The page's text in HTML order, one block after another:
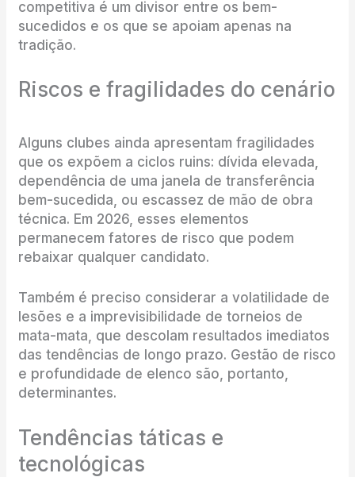
competitiva é um divisor entre os bem-
sucedidos e os que se apoiam apenas na
tradição.
Riscos e fragilidades do cenário
Alguns clubes ainda apresentam fragilidades
que os expõem a ciclos ruins: dívida elevada,
dependência de uma janela de transferência
bem-sucedida, ou escassez de mão de obra
técnica. Em 2026, esses elementos
permanecem fatores de risco que podem
rebaixar qualquer candidato.
Também é preciso considerar a volatilidade de
lesões e a imprevisibilidade de torneios de
mata-mata, que descolam resultados imediatos
das tendências de longo prazo. Gestão de risco
e profundidade de elenco são, portanto,
determinantes.
Tendências táticas e
tecnológicas